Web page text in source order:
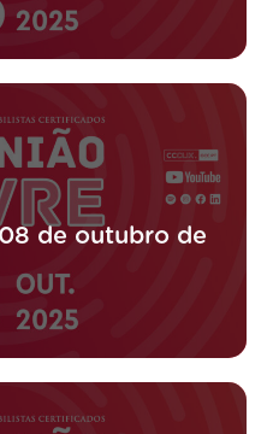
de outubro de